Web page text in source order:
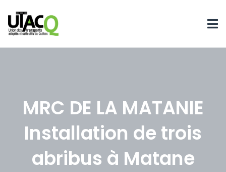
MRC DE LA MATANIE
Installation de trois
abribus à Matane